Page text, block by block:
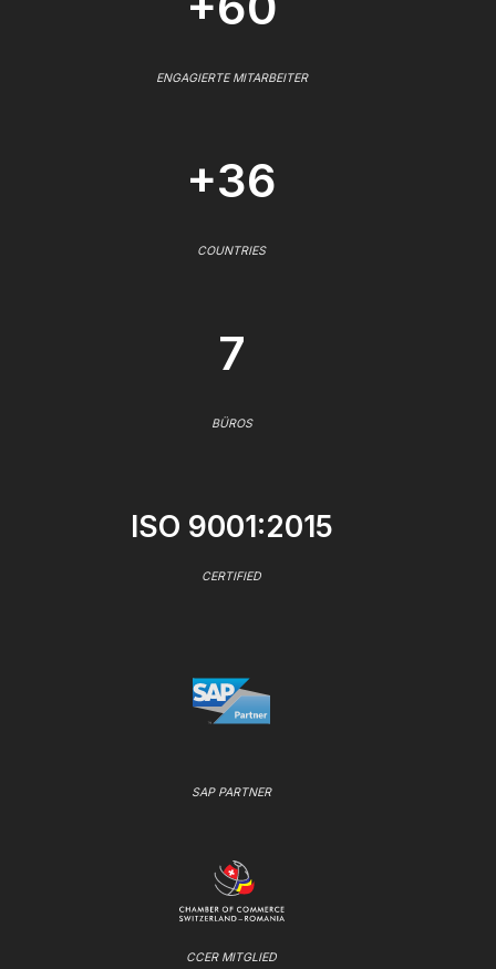
ENGAGIERTE MITARBEITER
+36
COUNTRIES
7
BÜROS
ISO 9001:2015
CERTIFIED
SAP PARTNER
CCER MITGLIED